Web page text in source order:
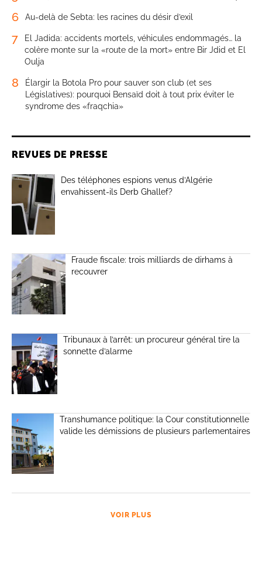
6 Au-delà de Sebta: les racines du désir d’exil
7
El Jadida: accidents mortels, véhicules endommagés… la
colère monte sur la «route de la mort» entre Bir Jdid et El
Oulja
8
Élargir la Botola Pro pour sauver son club (et ses
Législatives): pourquoi Bensaïd doit à tout prix éviter le
syndrome des «fraqchia»
REVUES DE PRESSE
Des téléphones espions venus d’Algérie
envahissent-ils Derb Ghallef?
Fraude fiscale: trois milliards de dirhams à
recouvrer
Tribunaux à l’arrêt: un procureur général tire la
sonnette d’alarme
Transhumance politique: la Cour constitutionnelle
valide les démissions de plusieurs parlementaires
VOIR PLUS